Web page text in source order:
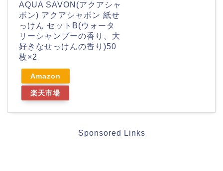
AQUA SAVON(アクアシャ
ボン) アクアシャボン 紙せ
っけん セットB(ウォータ
リーシャンプーの香り、大
好きなせっけんの香り)50
枚×2
Amazon
楽天市場
Sponsored Links